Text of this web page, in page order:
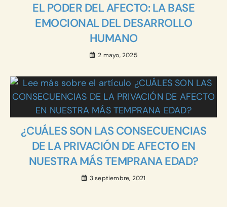
EL PODER DEL AFECTO: LA BASE
EMOCIONAL DEL DESARROLLO
HUMANO
2 mayo, 2025
¿CUÁLES SON LAS CONSECUENCIAS
DE LA PRIVACIÓN DE AFECTO EN
NUESTRA MÁS TEMPRANA EDAD?
3 septiembre, 2021